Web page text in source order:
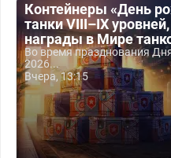
Контейнеры «День
танки VIII–IX
награды в Мире
Во время празднования
2026...
Вчера, 13:15